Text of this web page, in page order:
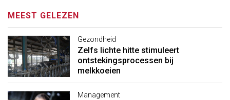
MEEST GELEZEN
Gezondheid
Zelfs lichte hitte stimuleert
ontstekingsprocessen bij
melkkoeien
Management